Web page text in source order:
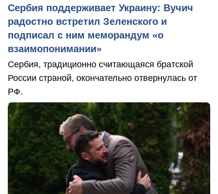
Сербия поддерживает Украину: Вучич
радостно встретил Зеленского и
подписал с ним меморандум «о
взаимопонимании»
Сербия, традиционно считающаяся братской
России страной, окончательно отвернулась от
РФ.